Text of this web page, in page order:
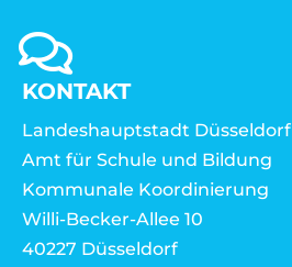
KONTAKT
Landeshauptstadt Düsseldorf
Amt für Schule und Bildung
Kommunale Koordinierung
Willi-Becker-Allee 10
40227 Düsseldorf